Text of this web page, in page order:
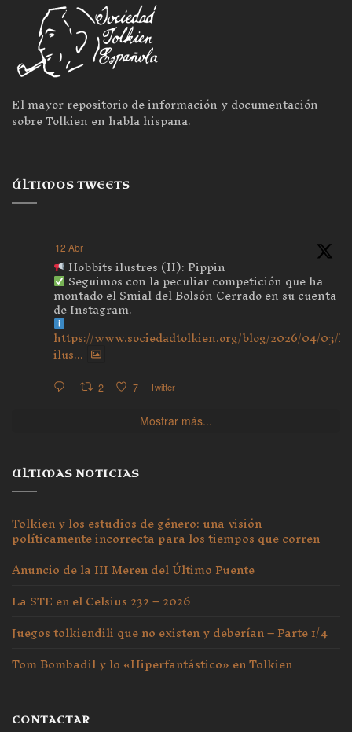
El mayor repositorio de información y documentación
sobre Tolkien en habla hispana.
ÚLTIMOS TWEETS
12 Abr
Hobbits ilustres (II): Pippin
Seguimos con la peculiar competición que ha
montado el Smial del Bolsón Cerrado en su cuenta
de Instagram.
https://www.sociedadtolkien.org/blog/2026/04/03/
ilus...
2 7 Twitter
Mostrar más...
ULTIMAS NOTICIAS
Tolkien y los estudios de género: una visión
políticamente incorrecta para los tiempos que corren
Anuncio de la III Meren del Último Puente
La STE en el Celsius 232 – 2026
Juegos tolkiendili que no existen y deberían – Parte 1/4
Tom Bombadil y lo «Hiperfantástico» en Tolkien
CONTACTAR